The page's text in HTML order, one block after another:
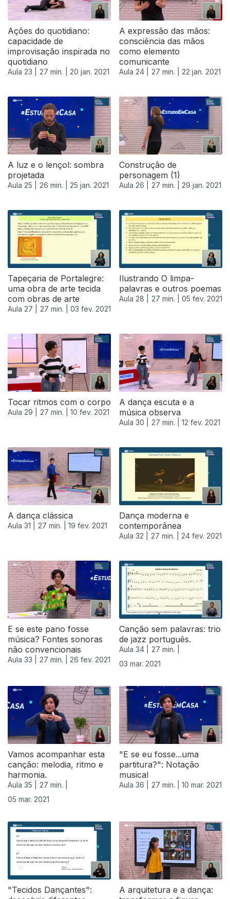
Ações do quotidiano:
capacidade de
improvisação inspirada no
quotidiano
Aula 23 | 27 min. | 20 jan. 2021
A expressão das mãos:
consciência das mãos
como elemento
comunicante
Aula 24 | 27 min. | 22 jan. 2021
A luz e o lençol: sombra
projetada
Aula 25 | 26 min. | 25 jan. 2021
Construção de
personagem (1)
Aula 26 | 27 min. | 29 jan. 2021
Tapeçaria de Portalegre:
uma obra de arte tecida
com obras de arte
Aula 27 | 27 min. | 03 fev. 2021
Ilustrando O limpa-
palavras e outros poemas
Aula 28 | 27 min. | 05 fev. 2021
Tocar ritmos com o corpo
Aula 29 | 27 min. | 10 fev. 2021
A dança escuta e a
música observa
Aula 30 | 27 min. | 12 fev. 2021
A dança clássica
Aula 31 | 27 min. | 19 fev. 2021
Dança moderna e
contemporânea
Aula 32 | 27 min. | 24 fev. 2021
E se este pano fosse
música? Fontes sonoras
não convencionais
Aula 33 | 27 min. | 26 fev. 2021
Canção sem palavras: trio
de jazz português.
Aula 34 |
27 min. |
03 mar. 2021
Vamos acompanhar esta
canção: melodia, ritmo e
harmonia.
Aula 35 |
27 min. |
05 mar. 2021
"E se eu fosse...uma
partitura?": Notação
musical
Aula 36 | 27 min. | 10 mar. 2021
529547
"Tecidos Dançantes":
A arquitetura e a dança: